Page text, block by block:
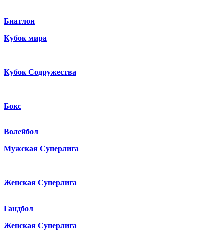
Биатлон
Кубок мира
Кубок Содружества
Бокс
Волейбол
Мужская Суперлига
Женская Суперлига
Гандбол
Женская Суперлига